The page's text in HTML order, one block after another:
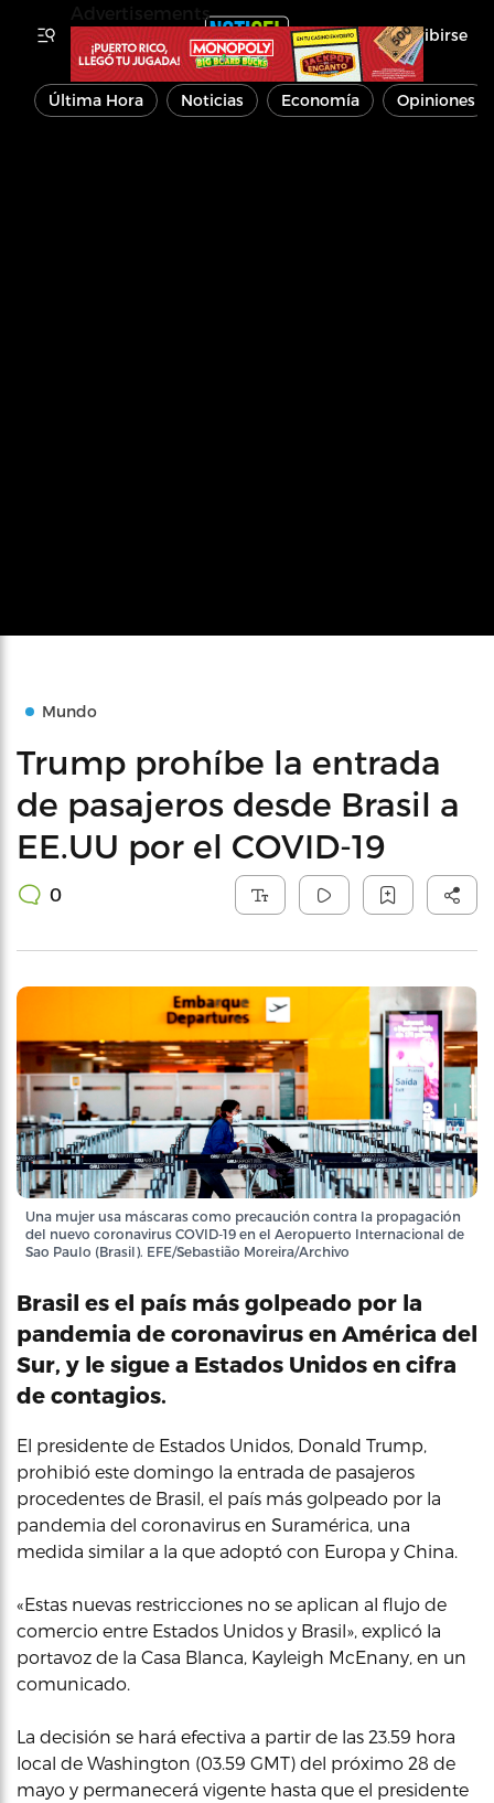
Inscribirse
Última Hora Noticias Economía Opiniones
Mundo
Trump prohíbe la entrada
de pasajeros desde Brasil a
EE.UU por el COVID-19
0
Una mujer usa máscaras como precaución contra la propagación
del nuevo coronavirus COVID-19 en el Aeropuerto Internacional de
Sao Paulo (Brasil). EFE/Sebastião Moreira/Archivo
Brasil es el país más golpeado por la
pandemia de coronavirus en América del
Sur, y le sigue a Estados Unidos en cifra
de contagios.
El presidente de Estados Unidos, Donald Trump,
prohibió este domingo la entrada de pasajeros
procedentes de Brasil, el país más golpeado por la
pandemia del coronavirus en Suramérica, una
medida similar a la que adoptó con Europa y China.
«Estas nuevas restricciones no se aplican al flujo de
comercio entre Estados Unidos y Brasil», explicó la
portavoz de la Casa Blanca, Kayleigh McEnany, en un
comunicado.
La decisión se hará efectiva a partir de las 23.59 hora
local de Washington (03.59 GMT) del próximo 28 de
mayo y permanecerá vigente hasta que el presidente
Advertisements